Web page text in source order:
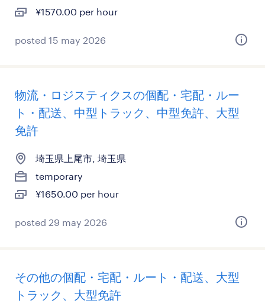
¥1570.00 per hour
posted 15 may 2026
物流・ロジスティクスの個配・宅配・ルー
ト・配送、中型トラック、中型免許、大型
免許
埼玉県上尾市, 埼玉県
temporary
¥1650.00 per hour
posted 29 may 2026
その他の個配・宅配・ルート・配送、大型
トラック、大型免許